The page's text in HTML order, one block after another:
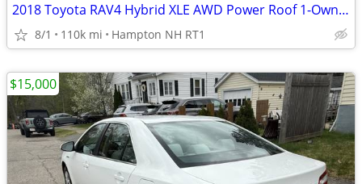
2018 Toyota RAV4 Hybrid XLE AWD Power Roof 1-Owner Clean
8/1 110k mi Hampton NH RT1
$15,000